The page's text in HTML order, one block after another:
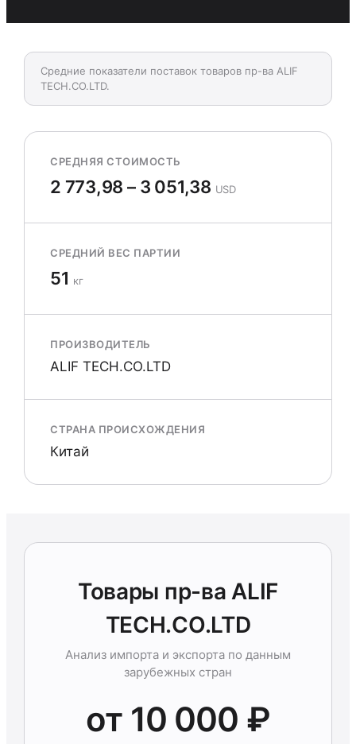
Средние показатели поставок товаров пр-ва ALIF
TECH.CO.LTD.
СРЕДНЯЯ СТОИМОСТЬ
2 773,98 – 3 051,38 USD
СРЕДНИЙ ВЕС ПАРТИИ
51 кг
ПРОИЗВОДИТЕЛЬ
ALIF TECH.CO.LTD
СТРАНА ПРОИСХОЖДЕНИЯ
Китай
Товары пр-ва ALIF
TECH.CO.LTD
Анализ импорта и экспорта по данным
зарубежных стран
от 10 000 ₽